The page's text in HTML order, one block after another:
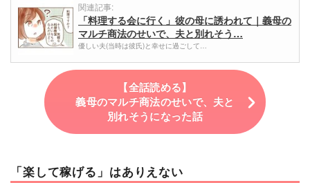
関連記事:
「料理する会に行く」彼の母に誘われて｜義母の
マルチ商法のせいで、夫と別れそう…
優しい夫(当時は彼氏)と幸せに過ごして…
【全話読める】
義母のマルチ商法のせいで、夫と
別れそうになった話
「楽して稼げる」はありえない